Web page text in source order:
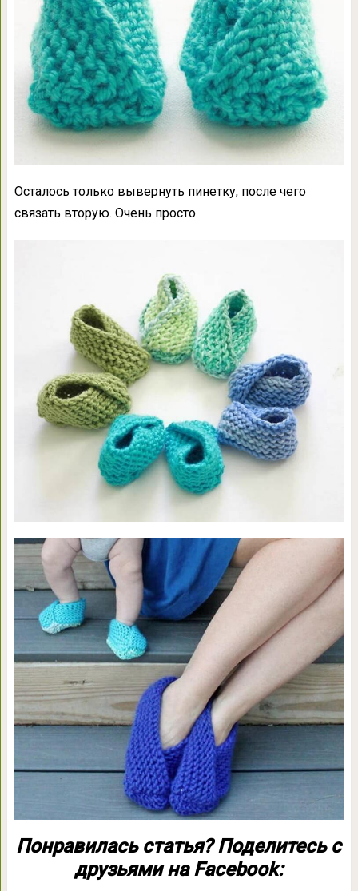
Осталось только вывернуть пинетку, после чего
связать вторую. Очень просто.
Понравилась статья? Поделитесь с
друзьями на Facebook: